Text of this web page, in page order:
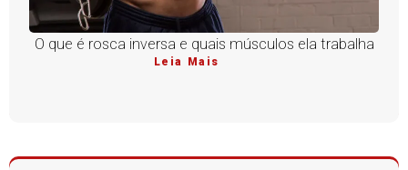
O que é rosca inversa e quais músculos ela trabalha
Leia Mais